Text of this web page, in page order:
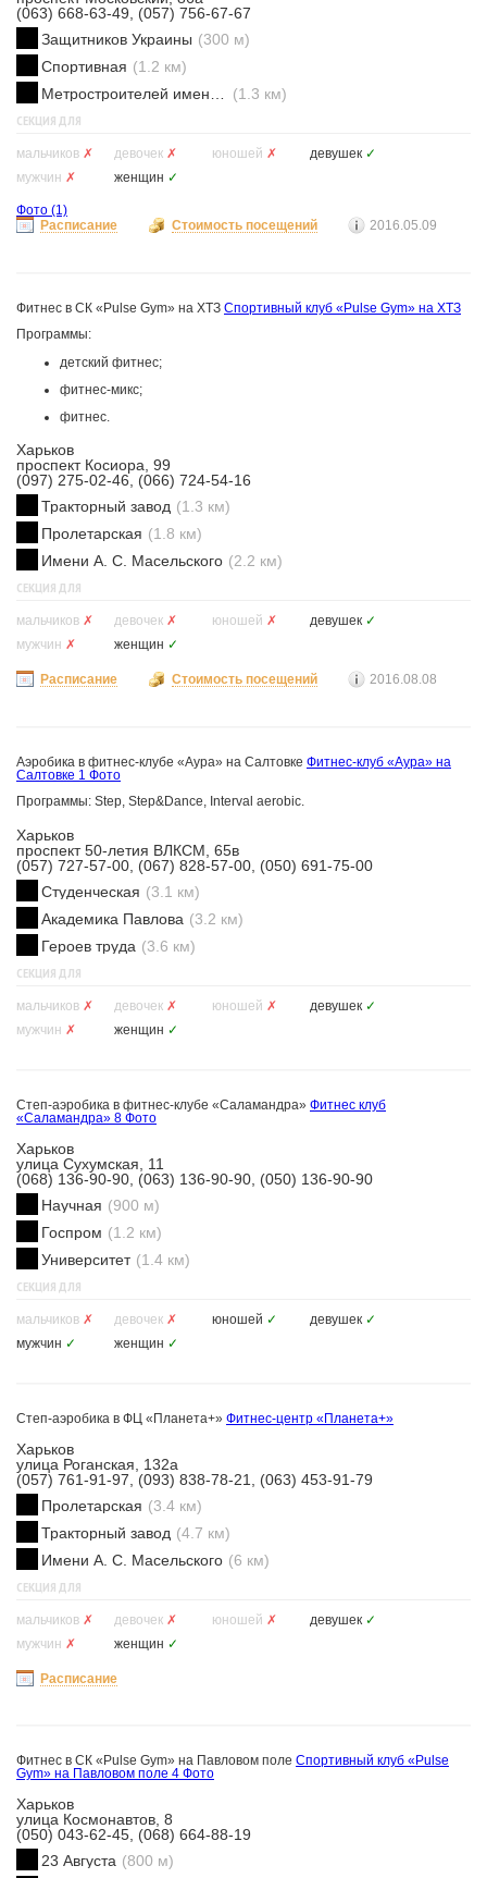
(063) 668-63-49, (057) 756-67-67
Защитников Украины (300 м)
Спортивная (1.2 км)
(1.3 км)
СЕКЦИЯ ДЛЯ
мальчиков ✗ девочек ✗ юношей ✗ девушек ✓
мужчин ✗ женщин ✓
Фото (1)
Расписание
Стоимость посещений 2016.05.09
Фитнес в СК «Pulse Gym» на ХТЗ Спортивный клуб «Pulse Gym» на ХТЗ
Программы:
детский фитнес;
фитнес-микс;
фитнес.
Харьков
проспект Косиора, 99
(097) 275-02-46, (066) 724-54-16
Тракторный завод (1.3 км)
Пролетарская (1.8 км)
Имени А. С. Масельского (2.2 км)
СЕКЦИЯ ДЛЯ
мальчиков ✗ девочек ✗ юношей ✗ девушек ✓
мужчин ✗ женщин ✓
Расписание Стоимость посещений 2016.08.08
Аэробика в фитнес-клубе «Аура» на Салтовке Фитнес-клуб «Аура» на
Салтовке 1 Фото
Программы: Step, Step&Dance, Interval aerobic.
Харьков
проспект 50-летия ВЛКСМ, 65в
(057) 727-57-00, (067) 828-57-00, (050) 691-75-00
Студенческая (3.1 км)
Академика Павлова (3.2 км)
Героев труда (3.6 км)
СЕКЦИЯ ДЛЯ
мальчиков ✗ девочек ✗ юношей ✗ девушек ✓
мужчин ✗ женщин ✓
Степ-аэробика в фитнес-клубе «Саламандра» Фитнес клуб
«Саламандра» 8 Фото
Харьков
улица Сухумская, 11
(068) 136-90-90, (063) 136-90-90, (050) 136-90-90
Научная (900 м)
Госпром (1.2 км)
Университет (1.4 км)
СЕКЦИЯ ДЛЯ
мальчиков ✗ девочек ✗ юношей ✓ девушек ✓
мужчин ✓ женщин ✓
Степ-аэробика в ФЦ «Планета+» Фитнес-центр «Планета+»
Харьков
улица Роганская, 132а
(057) 761-91-97, (093) 838-78-21, (063) 453-91-79
Пролетарская (3.4 км)
Тракторный завод (4.7 км)
Имени А. С. Масельского (6 км)
СЕКЦИЯ ДЛЯ
мальчиков ✗ девочек ✗ юношей ✗ девушек ✓
мужчин ✗ женщин ✓
Расписание
Фитнес в СК «Pulse Gym» на Павловом поле Спортивный клуб «Pulse
Gym» на Павловом поле 4 Фото
Харьков
улица Космонавтов, 8
(050) 043-62-45, (068) 664-88-19
23 Августа (800 м)